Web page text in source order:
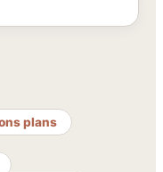
plans